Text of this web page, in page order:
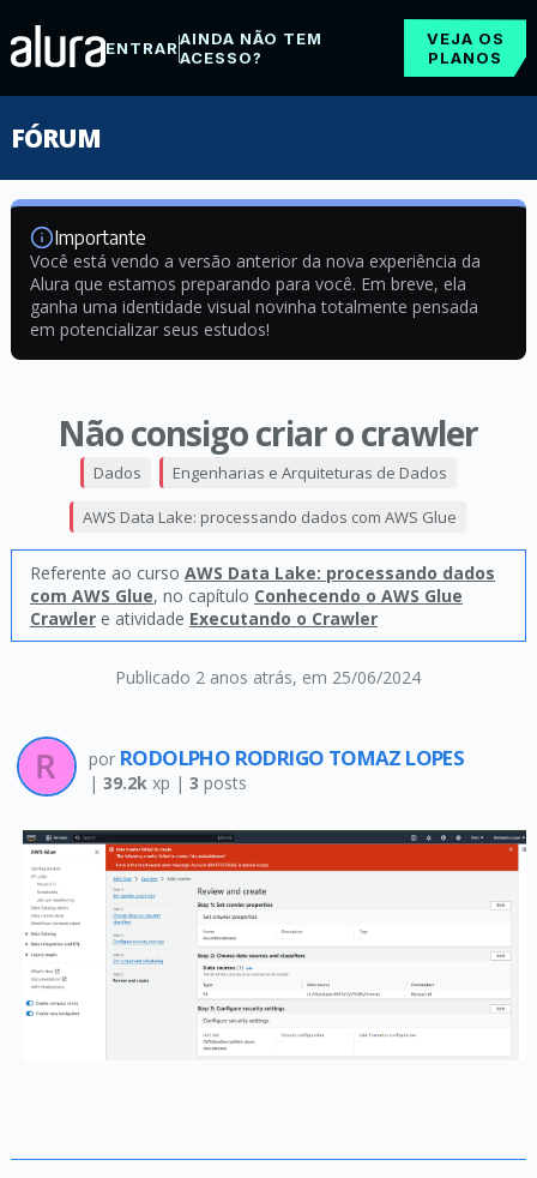
ENTRARAINDA NÃO TEM
ACESSO?
VEJA OS
PLANOS
FÓRUM
Importante
Você está vendo a versão anterior da nova experiência da
Alura que estamos preparando para você. Em breve, ela
ganha uma identidade visual novinha totalmente pensada
em potencializar seus estudos!
Não consigo criar o crawler
Publicado 2 anos atrás, em 25/06/2024
Dados Engenharias e Arquiteturas de Dados
AWS Data Lake: processando dados com AWS Glue
Referente ao curso AWS Data Lake: processando dados
com AWS Glue, no capítulo Conhecendo o AWS Glue
Crawlere atividade Executando o Crawler
por RODOLPHO RODRIGO TOMAZ LOPES
| 39.2kxp | 3 posts